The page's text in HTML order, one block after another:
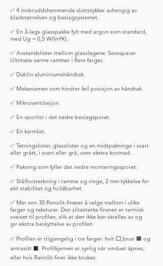
✅ 4 innbruddshemmende sluttstykker avhengig av
bladstørrelsen og beslagsystemet.
✅ En 3-lags glasspakke fylt med argon som standard,
med Ug = 0,5 W/(m²K).
✅ Avstandslister mellom glasslagene: Swisspacer
Ultimate varme rammer i flere farger.
✅ Dublin aluminiumshåndtak.
✅ Mekanismen som hindrer feil posisjon av håndtak.
✅ Mikroventilasjon.
✅ En sporlist i det nedre beslagsporet.
✅ En karmlist.
✅ Tetningslister, glasslister og en midtpakninge i svart
eller grått, i svart eller grå, uten ekstra kostnad.
✅ Pakning som fyller det nedre monteringssporet.
✅ Stålforsterkning i ramme og vinge, 2 mm tykkelse for
økt stabilitet og holdbarhet.
✅ Mer enn 30 Renolit-finerer å velge mellom i ulike
farger og teksturer. Den slitesterke fineren er termisk
sveiset til profilen, slik at den ikke kan skrelles av og
gir ekstra beskyttelse av profilen.
✅ Profilen er tilgjengelig i tre farger: hvit ⬜️,brun 🟫 og
antrasitt ⬛️. Profilkjernen er synlig når vinduet åpnes,
eller hvis Renolit-finer ikke brukes.